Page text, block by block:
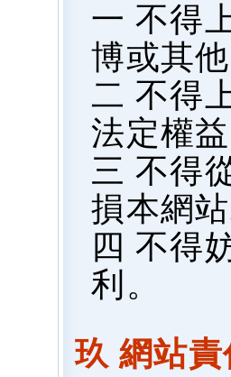
一 不得
博或其
二 不得
法定權益
三 不得
損本網
四 不得
利。
玖 網站責